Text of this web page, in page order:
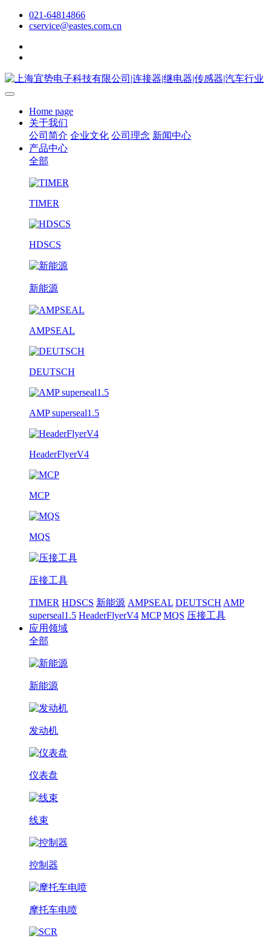
021-64814866
cservice@eastes.com.cn
Home page
关于我们
公司简介 企业文化 公司理念 新闻中心
产品中心
全部
TIMER
HDSCS
新能源
AMPSEAL
DEUTSCH
AMP superseal1.5
HeaderFlyerV4
MCP
MQS
压接工具
TIMER HDSCS 新能源 AMPSEAL DEUTSCH AMP
superseal1.5 HeaderFlyerV4 MCP MQS 压接工具
应用领域
全部
新能源
发动机
仪表盘
线束
控制器
摩托车电喷